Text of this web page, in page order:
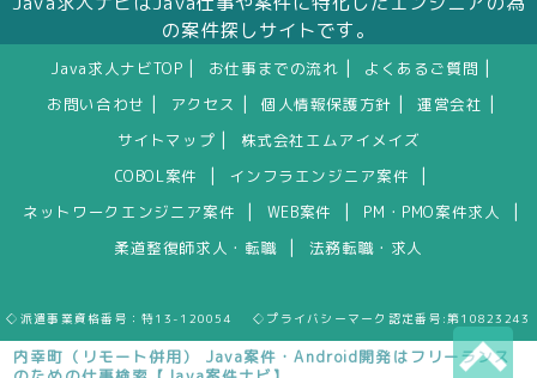
内幸町（リモート併用） Java案件・Android開発はフリーランス
の案件探しサイトです。
Java求人ナビTOP お仕事までの流れ よくあるご質問
お問い合わせ アクセス 個人情報保護方針 運営会社
サイトマップ
株式会社エムアイメイズ
COBOL案件
インフラエンジニア案件
ネットワークエンジニア案件 WEB案件 PM・PMO案件求人
柔道整復師求人・転職 法務転職・求人
◇派遣事業資格番号：特13-120054 ◇プライバシーマーク認定番号:第10823243